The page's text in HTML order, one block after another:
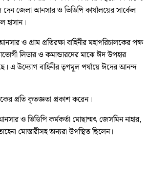
দেন জেলা আনসার ও ভিডিপি কার্যালয়ের সার্কেল
হাসান।
ও গ্রাম প্রতিরক্ষা বাহিনীর মহাপরিচালকের পক্ষ
লিডার ও কমান্ডারদের মাঝে ঈদ উপহার
এ উদ্যোগ বাহিনীর তৃণমূল পর্যায়ে ঈদের আনন্দ
প্রতি কৃতজ্ঞতা প্রকাশ করেন।
ও ভিডিপি কর্মকর্তা মোছাম্মৎ জেসমিন নাহার,
মোস্তারীসহ অন্যরা উপস্থিত ছিলেন।